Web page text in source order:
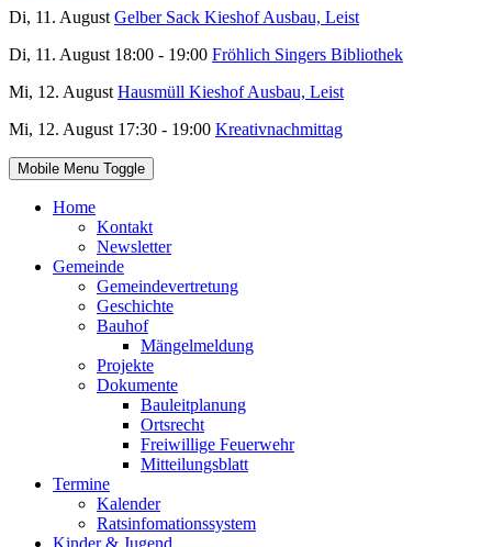
Di, 11. August Gelber Sack Kieshof Ausbau, Leist
Di, 11. August 18:00 - 19:00 Fröhlich Singers Bibliothek
Mi, 12. August Hausmüll Kieshof Ausbau, Leist
Mi, 12. August 17:30 - 19:00 Kreativnachmittag
Mobile Menu Toggle
Home
Kontakt
Newsletter
Gemeinde
Gemeindevertretung
Geschichte
Bauhof
Mängelmeldung
Projekte
Dokumente
Bauleitplanung
Ortsrecht
Freiwillige Feuerwehr
Mitteilungsblatt
Termine
Kalender
Ratsinfomationssystem
Kinder & Jugend